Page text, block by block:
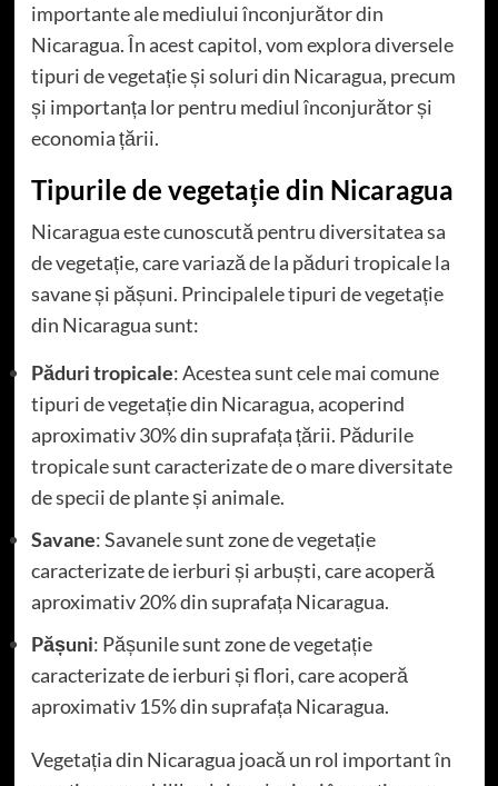
importante ale mediului înconjurător din
Nicaragua. În acest capitol, vom explora diversele
tipuri de vegetație și soluri din Nicaragua, precum
și importanța lor pentru mediul înconjurător și
economia țării.
Tipurile de vegetație din Nicaragua
Nicaragua este cunoscută pentru diversitatea sa
de vegetație, care variază de la păduri tropicale la
savane și pășuni. Principalele tipuri de vegetație
din Nicaragua sunt:
Păduri tropicale: Acestea sunt cele mai comune
tipuri de vegetație din Nicaragua, acoperind
aproximativ 30% din suprafața țării. Pădurile
tropicale sunt caracterizate de o mare diversitate
de specii de plante și animale.
Savane: Savanele sunt zone de vegetație
caracterizate de ierburi și arbuști, care acoperă
aproximativ 20% din suprafața Nicaragua.
Pășuni: Pășunile sunt zone de vegetație
caracterizate de ierburi și flori, care acoperă
aproximativ 15% din suprafața Nicaragua.
Vegetația din Nicaragua joacă un rol important în